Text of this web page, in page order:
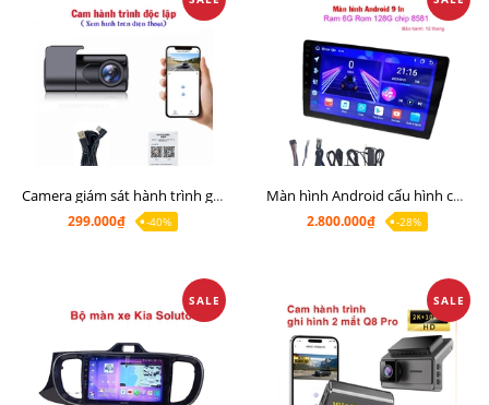
Camera giám sát hành trình giá rẻ, cam hành trình cho màn Android, cam hành trình kết nối điện thoại
299.000₫
-40%
Màn hình Android cấu hình cao Ram 6G Rom 128G chip 8 nhân 8581
2.800.000₫
-28%
SALE SALE